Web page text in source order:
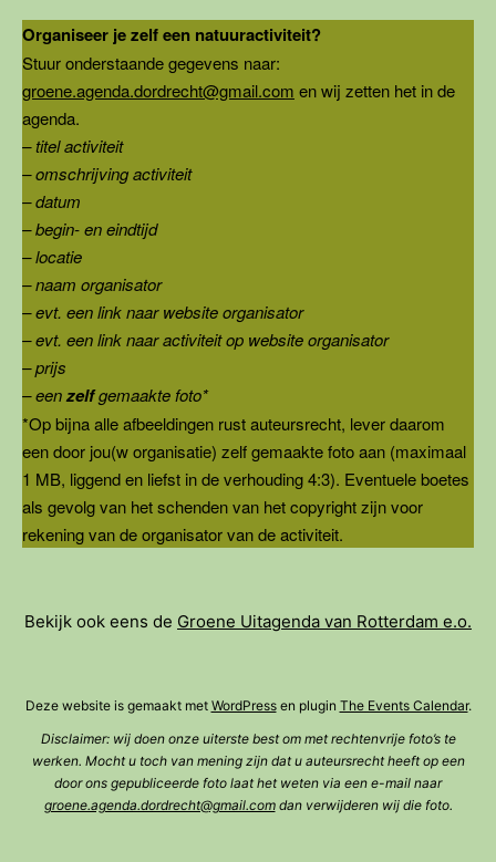
Organiseer je zelf een natuuractiviteit?
Stuur onderstaande gegevens naar:
groene.agenda.dordrecht@gmail.com en wij zetten het in de
agenda.
– titel activiteit
– omschrijving activiteit
– datum
– begin- en eindtijd
– locatie
– naam organisator
– evt. een link naar website organisator
– evt. een link naar activiteit op website organisator
– prijs
– eenzelfgemaakte foto*
*Op bijna alle afbeeldingen rust auteursrecht, lever daarom
een door jou(w organisatie) zelf gemaakte foto aan (maximaal
1 MB, liggend en liefst in de verhouding 4:3). Eventuele boetes
als gevolg van het schenden van het copyright zijn voor
rekening van de organisator van de activiteit.
Bekijk ook eens de Groene Uitagenda van Rotterdam e.o.
Deze website is gemaakt met WordPressen plugin The Events Calendar.
Disclaimer: wij doen onze uiterste best om met rechtenvrije foto’s te
werken. Mocht u toch van mening zijn dat u auteursrecht heeft op een
door ons gepubliceerde foto laat het weten via een e-mail naar
groene.agenda.dordrecht@gmail.comdan verwijderen wij die foto.